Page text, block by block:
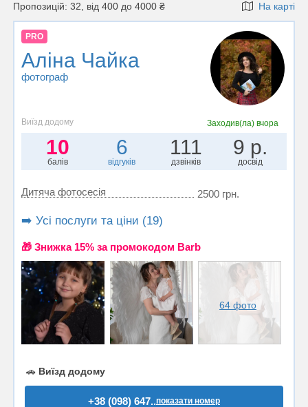
Пропозицій: 32, від 400 до 4000 ₴ На карті
PRO
Аліна Чайка
фотограф
Виїзд додому Заходив(ла) вчора
10
балів
6
відгуків
111
дзвінків
9 р.
досвід
Дитяча фотосесія 2500 грн.
➡️ Усі послуги та ціни (19)
🎁 Знижка 15% за промокодом Barb
64 фото
🚗 Виїзд додому
+38 (098) 647..показати номер